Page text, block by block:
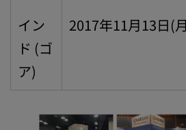
イン
ド (ゴ
ア)
2017年11月13日(